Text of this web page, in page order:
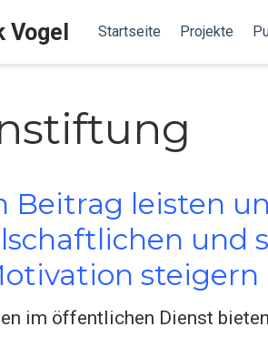
Vogel Startseite Projekte
Beitrag leisten
und
steigern
im öffentlichen Dienst